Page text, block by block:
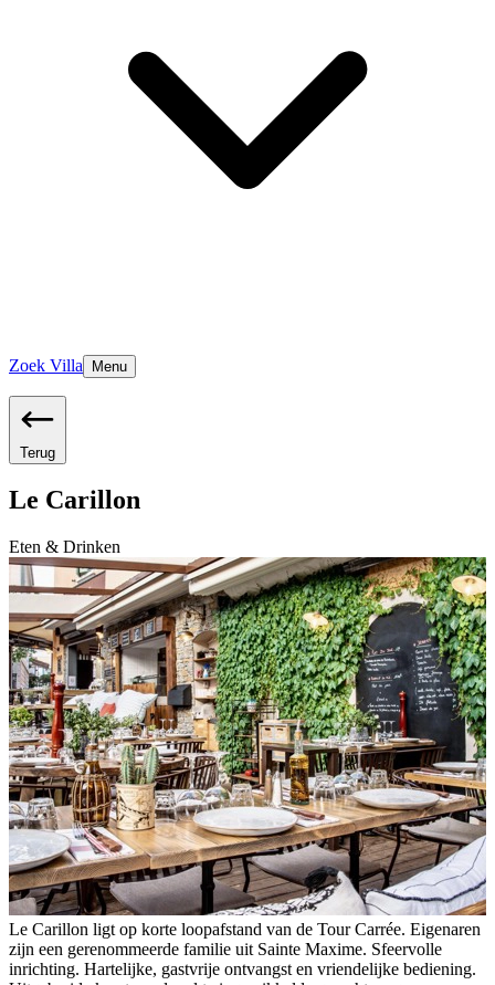
Zoek Villa Menu
Terug
Le Carillon
Eten & Drinken
Le Carillon ligt op korte loopafstand van de Tour Carrée. Eigenaren
zijn een gerenommeerde familie uit Sainte Maxime. Sfeervolle
inrichting. Hartelijke, gastvrije ontvangst en vriendelijke bediening.